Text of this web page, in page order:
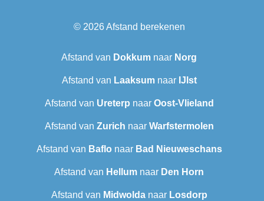
© 2026Afstand berekenen
Afstand van Dokkum naar Norg
Afstand van Laaksumnaar IJlst
Afstand van Ureterp naar Oost-Vlieland
Afstand van Zurich naar Warfstermolen
Afstand van Baflo naar Bad Nieuweschans
Afstand van Hellum naar Den Horn
Afstand van Midwoldanaar Losdorp